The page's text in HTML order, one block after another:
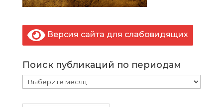
Версия сайта для слабовидящих
Поиск публикаций по периодам
Поиск
публикаций
по